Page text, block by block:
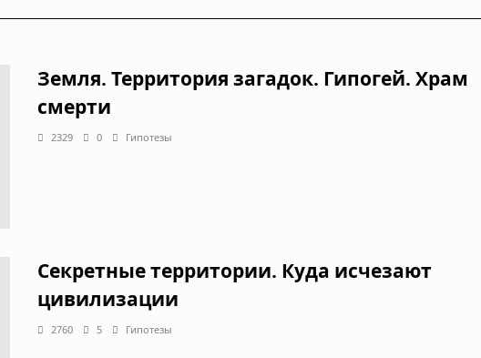
Земля. Территория загадок. Гипогей. Храм
смерти
2329 0 Гипотезы
Секретные территории. Куда исчезают
цивилизации
2760 5 Гипотезы